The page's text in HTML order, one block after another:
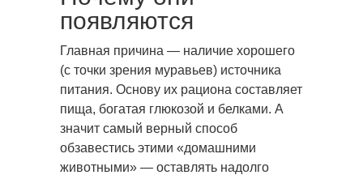
появляются
Главная причина — наличие хорошего
(с точки зрения муравьев) источника
питания. Основу их рациона составляет
пища, богатая глюкозой и белками. А
значит самый верный способ
обзавестись этими «домашними
животными» — оставлять надолго